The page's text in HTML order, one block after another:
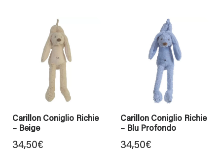
Carillon Coniglio Richie
– Beige
34,50€
Carillon Coniglio Richie
– Blu Profondo
34,50€